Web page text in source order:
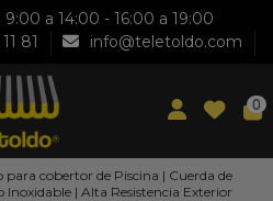
a 14:00 - 16:00 a 19:00
81
info@teletoldo.com
0
para cobertor de Piscina | Cuerda de
| Alta Resistencia Exterior